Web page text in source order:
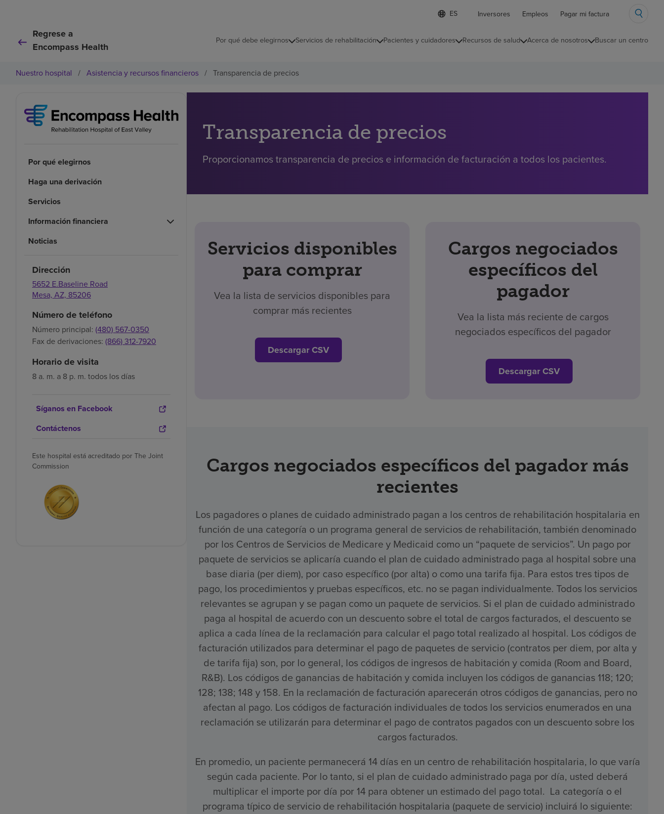
Lista
de
contraída
d
o
e
o
n
d
Inversores Empleos Pagar mi factura
Regrese a
Encompass Health
Por qué debe elegirnos Servicios de rehabilitación Pacientes y cuidadores Recursos de salud Acerca de nosotros Buscar un centro
Nuestro hospital / Asistencia y recursos financieros / Transparencia de precios
Por qué elegirnos
Haga una derivación
Servicios
Información financiera
Noticias
Dirección
5652 E.Baseline Road
Mesa, AZ, 85206
Número de teléfono
Número principal: (480) 567-0350
Fax de derivaciones: (866) 312-7920
Horario de visita
8 a. m. a 8 p. m. todos los días
Síganos en Facebook
Contáctenos
Este hospital está acreditado por The Joint
Commission
Transparencia de precios
Proporcionamos transparencia de precios e información de facturación a todos los pacientes.
Servicios disponibles
para comprar
Vea la lista de servicios disponibles para
comprar más recientes
Descargar CSV
Cargos negociados
específicos del
pagador
Vea la lista más reciente de cargos
negociados específicos del pagador
Descargar CSV
Cargos negociados específicos del pagador más
recientes
Los pagadores o planes de cuidado administrado pagan a los centros de rehabilitación hospitalaria en
función de una categoría o un programa general de servicios de rehabilitación, también denominado
por los Centros de Servicios de Medicare y Medicaid como un “paquete de servicios”. Un pago por
paquete de servicios se aplicaría cuando el plan de cuidado administrado paga al hospital sobre una
base diaria (per diem), por caso específico (por alta) o como una tarifa fija. Para estos tres tipos de
pago, los procedimientos y pruebas específicos, etc. no se pagan individualmente. Todos los servicios
relevantes se agrupan y se pagan como un paquete de servicios. Si el plan de cuidado administrado
paga al hospital de acuerdo con un descuento sobre el total de cargos facturados, el descuento se
aplica a cada línea de la reclamación para calcular el pago total realizado al hospital. Los códigos de
facturación utilizados para determinar el pago de paquetes de servicio (contratos per diem, por alta y
de tarifa fija) son, por lo general, los códigos de ingresos de habitación y comida (Room and Board,
R&B). Los códigos de ganancias de habitación y comida incluyen los códigos de ganancias 118; 120;
128; 138; 148 y 158. En la reclamación de facturación aparecerán otros códigos de ganancias, pero no
afectan al pago. Los códigos de facturación individuales de todos los servicios enumerados en una
reclamación se utilizarán para determinar el pago de contratos pagados con un descuento sobre los
cargos facturados.
En promedio, un paciente permanecerá 14 días en un centro de rehabilitación hospitalaria, lo que varía
según cada paciente. Por lo tanto, si el plan de cuidado administrado paga por día, usted deberá
multiplicar el importe por día por 14 para obtener un estimado del pago total. La categoría o el
programa típico de servicio de rehabilitación hospitalaria (paquete de servicio) incluirá lo siguiente: